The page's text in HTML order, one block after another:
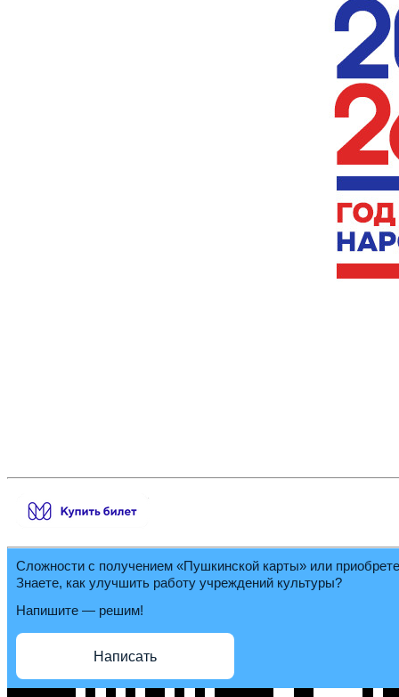
Сложности с получением «Пушкинской карты» или
Знаете, как улучшить работу учреждений культуры?
Напишите — решим!
Написать